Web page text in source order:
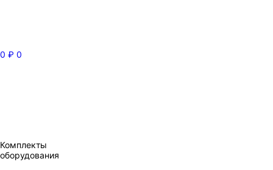
0 ₽ 0
Комплекты
оборудования